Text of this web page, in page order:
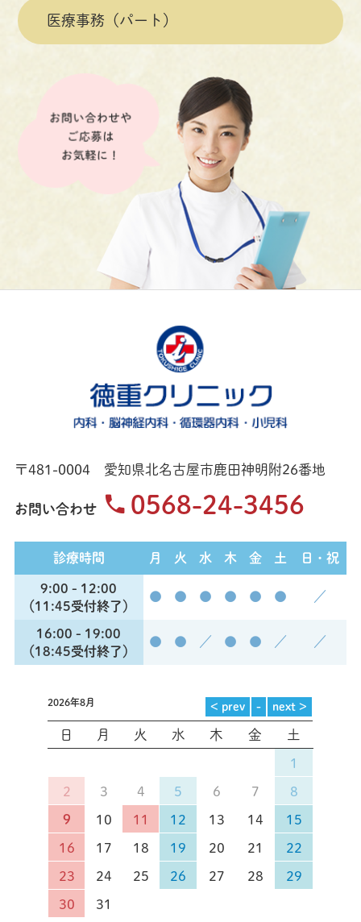
医療事務（パート）
〒481-0004 愛知県北名古屋市鹿田神明附26番地
お問い合わせ 0568-24-3456
診療時間 月 火 水 木 金 土 日・祝
9:00 - 12:00
（11:45受付終了）
● ● ● ● ● ● ／
16:00 - 19:00
（18:45受付終了）
● ● ／ ● ● ／ ／
2026年8月
日 月 火 水 木 金 土
1
2 3 4 5 6 7 8
9 10 11 12 13 14 15
16 17 18 19 20 21 22
23 24 25 26 27 28 29
30 31